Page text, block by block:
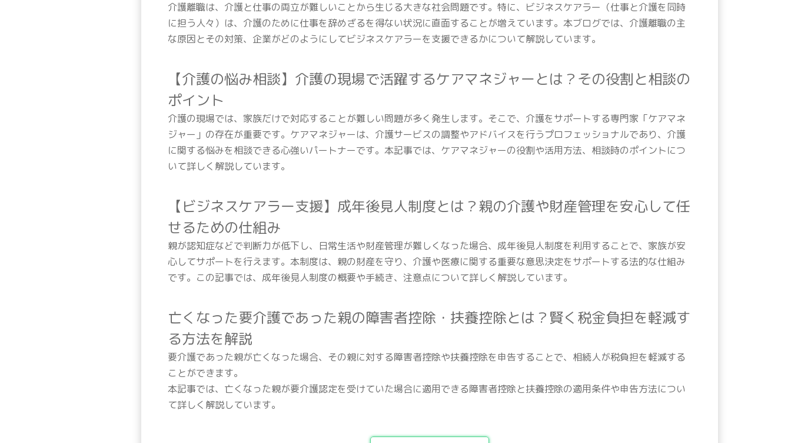
介護離職は、介護と仕事の両立が難しいことから生じる大きな社会問題です。特に、ビジネスケアラー（仕事と介護を同時
に担う人々）は、介護のために仕事を辞めざるを得ない状況に直面することが増えています。本ブログでは、介護離職の主
な原因とその対策、企業がどのようにしてビジネスケアラーを支援できるかについて解説しています。
【介護の悩み相談】介護の現場で活躍するケアマネジャーとは？その役割と相談の
ポイント
介護の現場では、家族だけで対応することが難しい問題が多く発生します。そこで、介護をサポートする専門家「ケアマネ
ジャー」の存在が重要です。ケアマネジャーは、介護サービスの調整やアドバイスを行うプロフェッショナルであり、介護
に関する悩みを相談できる心強いパートナーです。本記事では、ケアマネジャーの役割や活用方法、相談時のポイントにつ
いて詳しく解説しています。
【ビジネスケアラー支援】成年後見人制度とは？親の介護や財産管理を安心して任
せるための仕組み
親が認知症などで判断力が低下し、日常生活や財産管理が難しくなった場合、成年後見人制度を利用することで、家族が安
心してサポートを行えます。本制度は、親の財産を守り、介護や医療に関する重要な意思決定をサポートする法的な仕組み
です。この記事では、成年後見人制度の概要や手続き、注意点について詳しく解説しています。
亡くなった要介護であった親の障害者控除・扶養控除とは？賢く税金負担を軽減す
る方法を解説
要介護であった親が亡くなった場合、その親に対する障害者控除や扶養控除を申告することで、相続人が税負担を軽減する
ことができます。
本記事では、亡くなった親が要介護認定を受けていた場合に適用できる障害者控除と扶養控除の適用条件や申告方法につい
て詳しく解説しています。